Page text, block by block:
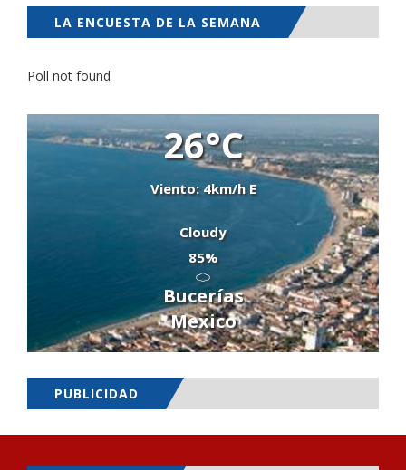
LA ENCUESTA DE LA SEMANA
Poll not found
26°C
Viento: 4km/h E
Cloudy
85%
Bucerías
Mexico
PUBLICIDAD